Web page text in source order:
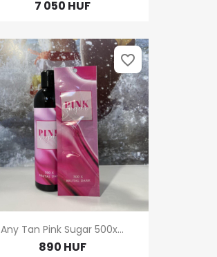
7 050 HUF
Any Tan Pink Sugar 500x...
890 HUF
favorite_border